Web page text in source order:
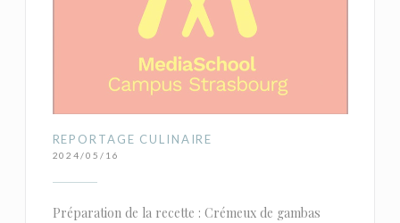
REPORTAGE CULINAIRE
2024/05/16
Préparation de la recette : Crémeux de gambas